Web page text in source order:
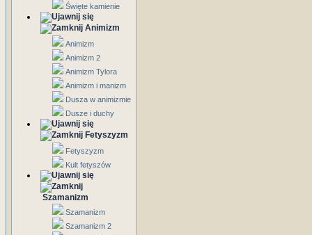
Święte kamienie
Animizm
Animizm
Animizm 2
Animizm Tylora
Animizm i manizm
Dusza w animizmie
Dusze i duchy
Fetyszyzm
Fetyszyzm
Kult fetyszów
Szamanizm
Szamanizm
Szamanizm 2